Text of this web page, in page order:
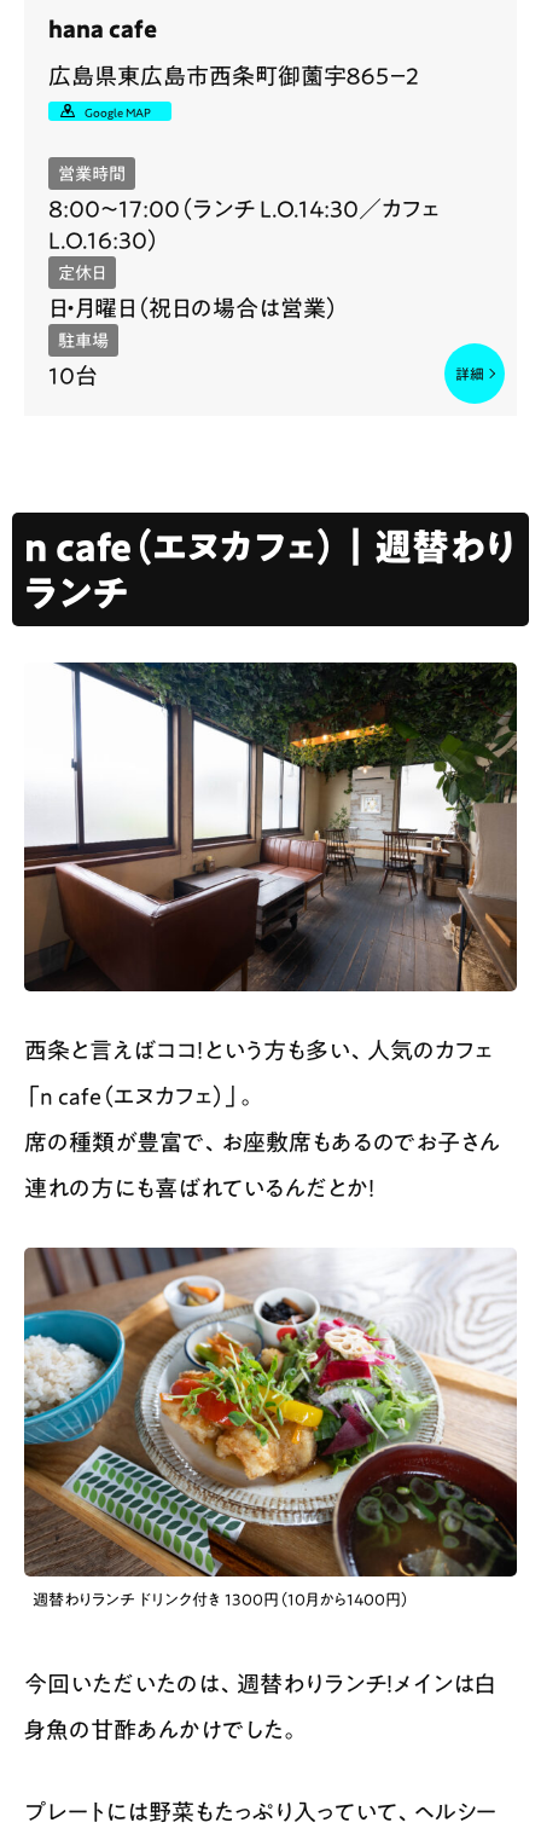
hana cafe
広島県東広島市西条町御薗宇８６５−２
Google MAP
営業時間
8:00〜17:00（ランチ L.O.14:30／カフェ
L.O.16:30）
定休日
日・月曜日（祝日の場合は営業）
駐車場
10台
n cafe（エヌカフェ）｜週替わり
ランチ
西条と言えばココ！という方も多い、人気のカフェ
「n cafe（エヌカフェ）」。
席の種類が豊富で、お座敷席もあるのでお子さん
連れの方にも喜ばれているんだとか！
週替わりランチ ドリンク付き 1300円（10月から1400円）
今回いただいたのは、週替わりランチ！メインは白
身魚の甘酢あんかけでした。
プレートには野菜もたっぷり入っていて、ヘルシー